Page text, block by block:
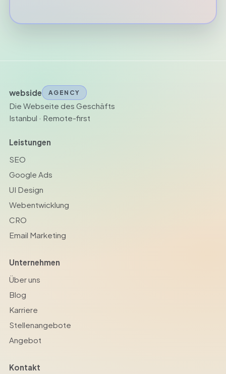
webside AGENCY
Die Webseite des Geschäfts
Istanbul · Remote-first
Leistungen
SEO
Google Ads
UI Design
Webentwicklung
CRO
Email Marketing
Unternehmen
Über uns
Blog
Karriere
Stellenangebote
Angebot
Kontakt